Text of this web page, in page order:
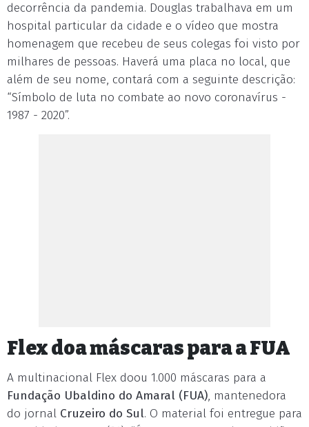
decorrência da pandemia. Douglas trabalhava em um
hospital particular da cidade e o vídeo que mostra
homenagem que recebeu de seus colegas foi visto por
milhares de pessoas. Haverá uma placa no local, que
além de seu nome, contará com a seguinte descrição:
“Símbolo de luta no combate ao novo coronavírus -
1987 - 2020”.
Flex doa máscaras para a FUA
A multinacional Flex doou 1.000 máscaras para a
Fundação Ubaldino do Amaral (FUA), mantenedora
do jornal Cruzeiro do Sul. O material foi entregue para